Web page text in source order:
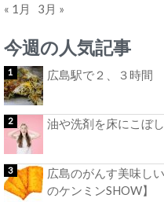
« 1月
3月 »
今週の人気記事
広島駅で２、３時間
油や洗剤を床にこぼ
広島のがんす美味し
のケンミンSHOW】